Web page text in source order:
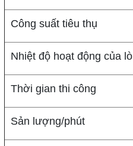
Công suất tiêu thụ
Nhiệt độ hoạt động của lò
Thời gian thi công
Sản lượng/phút